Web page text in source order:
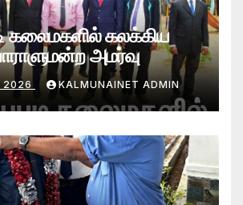
கலைமகளில் கலக்கிய
அமர்வு
2026 KALMUNAINET ADMIN